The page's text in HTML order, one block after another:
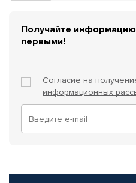
Получайте информацию
первыми!
Согласие на
информационных